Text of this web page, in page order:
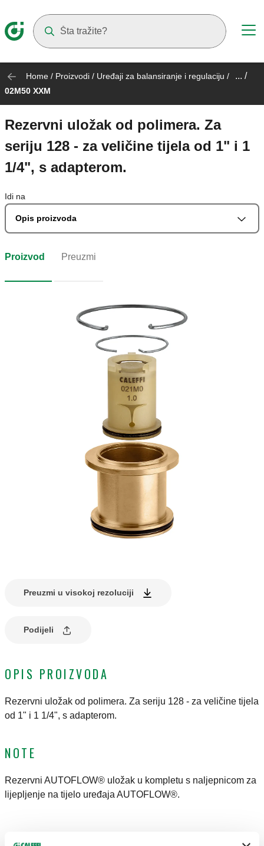
Home / Proizvodi / Uređaji za balansiranje i regulaciju / ... /
02M50 XXM
Rezervni uložak od polimera. Za
seriju 128 - za veličine tijela od 1" i 1
1/4", s adapterom.
Idi na
Opis proizvoda
Proizvod Preuzmi
Preuzmi u visokoj rezoluciji
Podijeli
OPIS PROIZVODA
Rezervni uložak od polimera. Za seriju 128 - za veličine tijela
od 1" i 1 1/4", s adapterom.
NOTE
Rezervni AUTOFLOW® uložak u kompletu s naljepnicom za
lijepljenje na tijelo uređaja AUTOFLOW®.